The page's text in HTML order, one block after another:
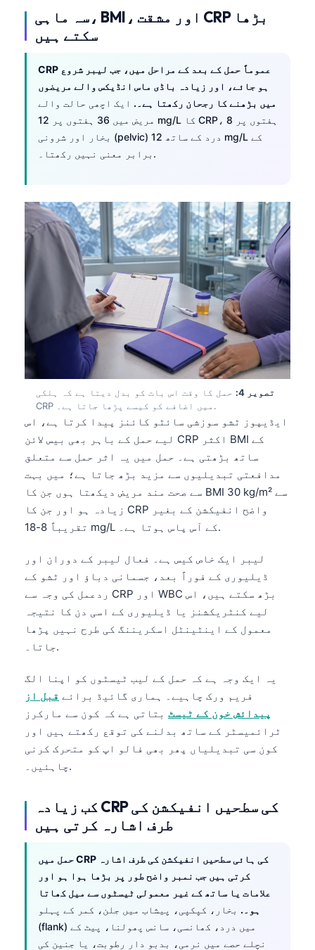
سہ ماہی، BMI، اور مشقت CRP بڑھا
سکتے ہیں
CRP عموماً حمل کے بعد کے مراحل میں، جب لیبر شروع
ہو جائے، اور زیادہ باڈی ماس انڈیکس والے مریضوں
میں بڑھنے کا رجحان رکھتا ہے۔. ایک اچھی حالت والے
مریض میں 36 ہفتوں پر 12 mg/L کا CRP، 8 ہفتوں پر
بخار اور شرونی (pelvic) درد کے ساتھ 12 mg/L کے
برابر معنی نہیں رکھتا۔.
تصویر 4:
حمل کا وقت اس بات کو بدل دیتا ہے کہ ہلکی
CRP میں اضافے کو کیسے پڑھا جاتا ہے۔.
ایڈیپوز ٹشو سوزشی سائٹو کائنز پیدا کرتا ہے، اس
لیے حمل کے باہر بھی بیس لائن CRP اکثر BMI کے
ساتھ بڑھتی ہے۔ حمل میں یہ اثر حمل سے متعلق
مدافعتی تبدیلیوں سے مزید بڑھ جاتا ہے؛ میں بہت
سے صحت مند مریض دیکھتا ہوں جن کا BMI 30 kg/m² سے
زیادہ ہو اور جن کا CRP واضح انفیکشن کے بغیر
تقریباً 8-18 mg/L کے آس پاس ہوتا ہے۔.
لیبر ایک خاص کیس ہے۔ فعال لیبر کے دوران اور
ڈیلیوری کے فوراً بعد، جسمانی دباؤ اور ٹشو کے
ردعمل کی وجہ سے CRP اور WBC بڑھ سکتے ہیں، اس
لیے کنٹریکشنز یا ڈیلیوری کے اسی دن کا نتیجہ
معمول کے اینٹینٹل اسکریننگ کی طرح نہیں پڑھا
جاتا۔.
یہ ایک وجہ ہے کہ حمل کے لیب ٹیسٹوں کو اپنا الگ
فریم ورک چاہیے۔ ہماری گائیڈ برائے قبل از
پیدائش خون کے ٹیسٹ بتاتی ہے کہ کون سے مارکرز
ٹرائمیسٹر کے ساتھ بدلنے کی توقع رکھتے ہیں اور
کون سی تبدیلیاں پھر بھی فالو اپ کو متحرک کرنی
چاہئیں۔.
کب زیادہ CRP کی سطحیں انفیکشن کی
طرف اشارہ کرتی ہیں
حمل میں CRP کی ہائی سطحیں انفیکشن کی طرف اشارہ
کرتی ہیں جب نمبر واضح طور پر بڑھا ہوا ہو اور
علامات یا ساتھ کے غیر معمولی ٹیسٹوں سے میل کھاتا
ہو۔. بخار، کپکپی، پیشاب میں جلن، کمر کے پہلو
(flank) میں درد، کھانسی، سانس پھولنا، پیٹ کے
نچلے حصے میں نرمی، بدبو دار رطوبت، یا جنین کی